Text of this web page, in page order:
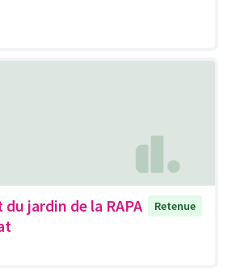
jardin de la RAPA
Retenue